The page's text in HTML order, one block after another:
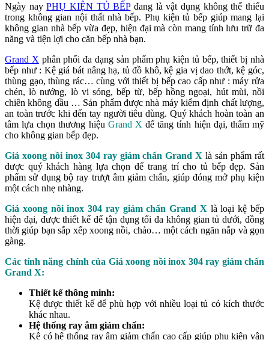
Ngày nayPHỤ KIỆN TỦ BẾPđang là vật dụng không thể thiếu
trong không gian nội thất nhà bếp. Phụ kiện tủ bếp giúp mang lại
không gian nhà bếp vừa đẹp, hiện đại mà còn mang tính lưu trữ đa
năng và tiện lợi cho căn bếp nhà bạn.
Grand X phân phối đa dạng sản phẩm phụ kiện tủ bếp, thiết bị nhà
bếp như : Kệ giá bát nâng hạ, tủ đồ khô, kệ gia vị dao thớt, kệ góc,
thùng gạo, thùng rác… cùng với thiết bị bếp cao cấp như : máy rửa
chén, lò nướng, lò vi sóng, bếp từ, bếp hồng ngoại, hút mùi, nồi
chiên không dầu … Sản phẩm được nhà máy kiểm định chất lượng,
an toàn trước khi đến tay người tiêu dùng. Quý khách hoàn toàn an
tâm lựa chọn thương hiệu Grand X để tăng tính hiện đại, thẩm mỹ
cho không gian bếp đẹp.
Giá xoong nồi inox 304 ray giảm chấn Grand Xlà sản phẩm rất
được quý khách hàng lựa chọn để trang trí cho tủ bếp đẹp. Sản
phẩm sử dụng bộ ray trượt âm giảm chấn, giúp đóng mở phụ kiện
một cách nhẹ nhàng.
Giá xoong nồi inox 304 ray giảm chấn Grand X là loại kệ bếp
hiện đại, được thiết kế để tận dụng tối đa không gian tủ dưới, đồng
thời giúp bạn sắp xếp xoong nồi, chảo… một cách ngăn nắp và gọn
gàng.
Các tính năng chính của Giá xoong nồi inox 304 ray giảm chấn
Grand X:
Thiết kế thông minh:
Kệ được thiết kế để phù hợp với nhiều loại tủ có kích thước
khác nhau.
Hệ thống ray âm giảm chấn:
Kệ có hệ thống ray âm giảm chấn cao cấp giúp phụ kiện vận